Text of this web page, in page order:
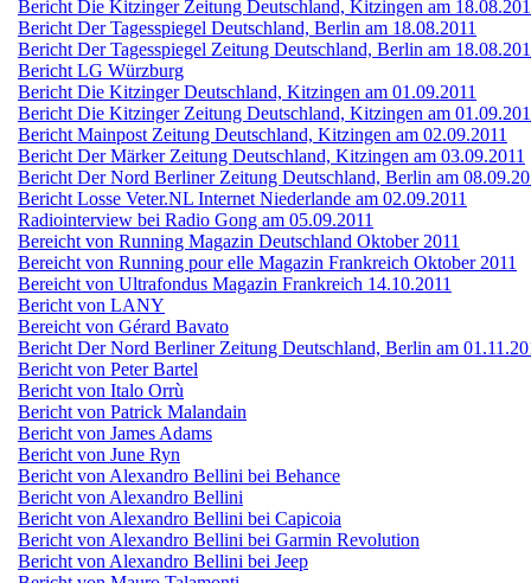
Bericht Die Kitzinger Zeitung Deutschland, Kitzingen am
Bericht Der Tagesspiegel Deutschland, Berlin am 18.08.2011
Bericht Der Tagesspiegel Zeitung Deutschland, Berlin am
Bericht LG Würzburg
Bericht Die Kitzinger Deutschland, Kitzingen am 01.09.2011
Bericht Die Kitzinger Zeitung Deutschland, Kitzingen am
Bericht Mainpost Zeitung Deutschland, Kitzingen am 02.09.2011
Bericht Der Märker Zeitung Deutschland, Kitzingen am 03.09.2011
Bericht Der Nord Berliner Zeitung Deutschland, Berlin am
Bericht Losse Veter.NL Internet Niederlande am 02.09.2011
Radiointerview bei Radio Gong am 05.09.2011
Bereicht von Running Magazin Deutschland Oktober 2011
Bereicht von Running pour elle Magazin Frankreich Oktober 2011
Bereicht von Ultrafondus Magazin Frankreich 14.10.2011
Bericht von LANY
Bereicht von Gérard Bavato
Bericht Der Nord Berliner Zeitung Deutschland, Berlin am
Bericht von Peter Bartel
Bericht von Italo Orrù
Bericht von Patrick Malandain
Bericht von James Adams
Bericht von June Ryn
Bericht von Alexandro Bellini bei Behance
Bericht von Alexandro Bellini
Bericht von Alexandro Bellini bei Capicoia
Bericht von Alexandro Bellini bei Garmin Revolution
Bericht von Alexandro Bellini bei Jeep